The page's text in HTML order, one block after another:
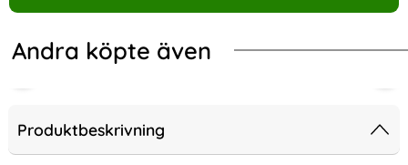
Andra köpte även
Produktbeskrivning